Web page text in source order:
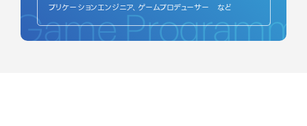
プリケーションエンジニア、ゲームプロデューサー など
Game